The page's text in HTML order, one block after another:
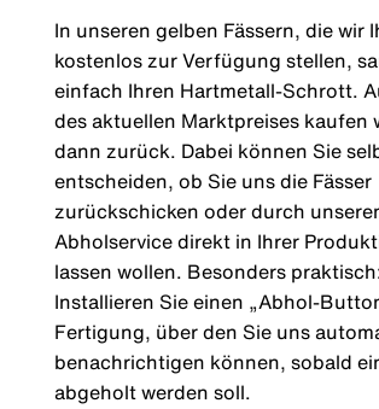
In unseren gelben Fässern, die wir
kostenlos zur Verfügung stellen,
einfach Ihren Hartmetall-Schrott.
des aktuellen Marktpreises kaufen
dann zurück. Dabei können Sie
entscheiden, ob Sie uns die Fässer
zurückschicken oder durch
Abholservice direkt in Ihrer
lassen wollen. Besonders
Installieren Sie einen „Abhol-
Fertigung, über den Sie uns
benachrichtigen können, sobald
abgeholt werden soll.